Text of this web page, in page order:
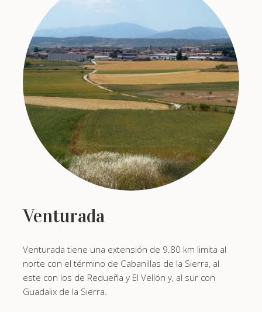
Venturada
Venturada tiene una extensión de 9.80 km limita al
norte con el término de Cabanillas de la Sierra, al
este con los de Redueña y El Vellón y, al sur con
Guadalix de la Sierra.